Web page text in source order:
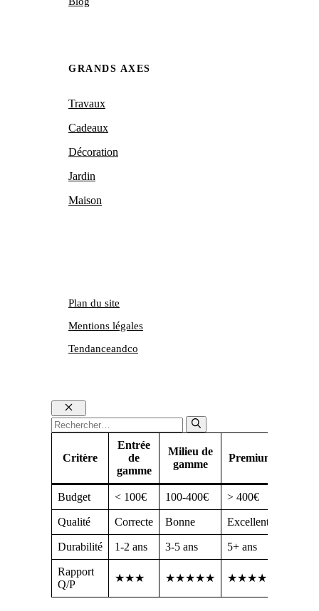
GRANDS AXES
Travaux
Cadeaux
Décoration
Jardin
Maison
Tendanceandco
Plan du site
Mentions légales
Fermer
Rechercher :
Critère
Entrée
de
gamme
Milieu de
gamme
Premium
Budget < 100€ 100-400€ > 400€
Qualité Correcte Bonne Excellente
Durabilité 1-2 ans 3-5 ans 5+ ans
Rapport
Q/P
★★★ ★★★★★ ★★★★